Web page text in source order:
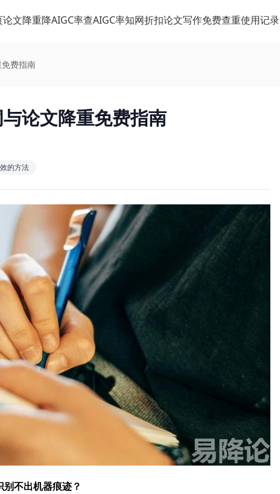
论文降重降AIGC率查AIGC率知网折扣论文写作免费查重使用记录
费指南
论文降重免费指南
的方法
不出机器痕迹？